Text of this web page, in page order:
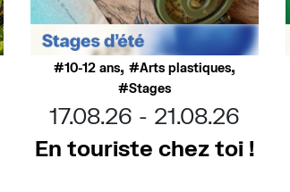
10-12 ans, Arts plastiques,
Stages
17.08.26
21.08.26
En touriste chez toi !